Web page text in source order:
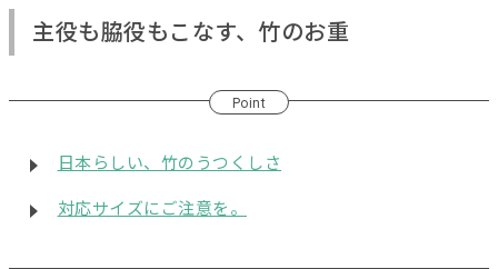
主役も脇役もこなす、竹のお重
Point
日本らしい、竹のうつくしさ
対応サイズにご注意を。